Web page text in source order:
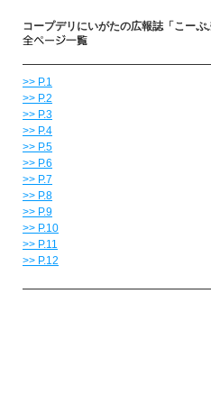
コープデリにいがたの広報誌「こー
>> P.1
>> P.2
>> P.3
>> P.4
>> P.5
>> P.6
>> P.7
>> P.8
>> P.9
>> P.10
>> P.11
>> P.12